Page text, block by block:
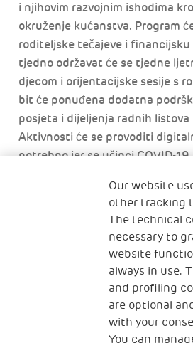
i njihovim razvojnim ishodima
okruženje kućanstva. Program
roditeljske tečajeve i
tjedno održavat će se tjedne
djecom i orijentacijske sesije s
bit će ponuđena dodatna
posjeta i dijeljenja radnih listova
Aktivnosti će se provoditi
potrebno jer se učinci COVID-
zajednice kako bi se otkrilo tko
gdje žive. Pratham Education
u tome da nijedno dijete ne
obrazovanje u pitanju. Oni
sklonostima i statusu škole
lokalnim zajednicama na
čitanja i aritmetike
Our website
other tracking
The technical
necessary to
website
always in use.
and profiling
are optional
with your
You can